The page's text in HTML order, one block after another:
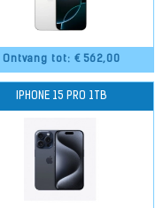
Ontvang tot: € 562,00
IPHONE 15 PRO 1TB